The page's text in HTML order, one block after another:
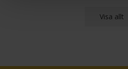
Visa allt